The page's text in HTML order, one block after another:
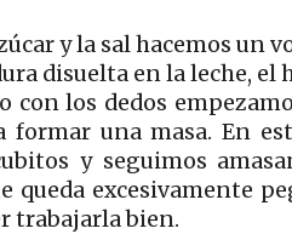
y la sal hacemos un
disuelta en la leche, el
con los dedos
formar una masa. En
y seguimos
queda excesivamente
trabajarla bien.